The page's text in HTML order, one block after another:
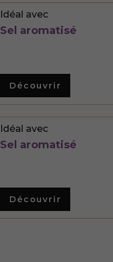
Idéal avec
Sel aromatisé
Découvrir
Idéal avec
Sel aromatisé
Découvrir